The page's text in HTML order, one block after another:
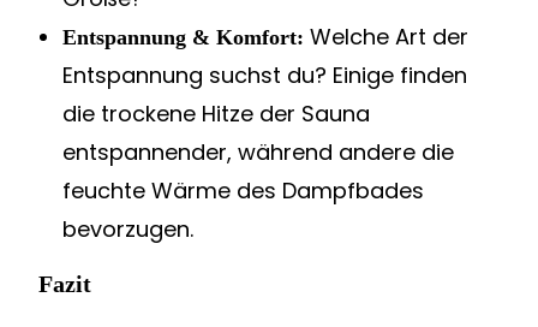
Entspannung & Komfort: Welche Art der
Entspannung suchst du? Einige finden
die trockene Hitze der Sauna
entspannender, während andere die
feuchte Wärme des Dampfbades
bevorzugen.
Fazit